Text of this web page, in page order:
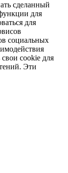
сделанный
для
для
социальных
cookie для
Эти